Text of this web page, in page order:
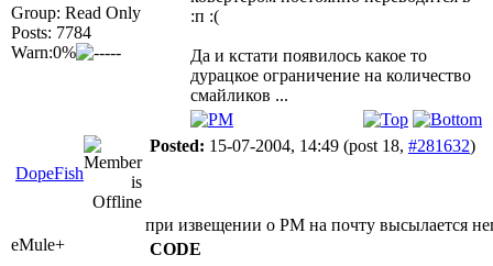
Group: Read Only
Posts: 7784
Warn:0%
:п :(
Да и кстати появилось какое то
дурацкое ограничение на количество
смайликов ...
DopeFish
Posted: 15-07-2004, 14:49 (post 18, #281632)
eMule+
при извещении о PM на почту высылается
CODE